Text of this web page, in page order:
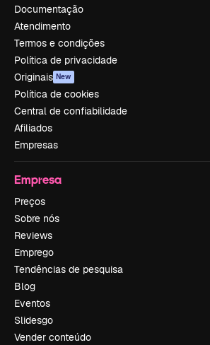
Documentação
Atendimento
Termos e condições
Política de privacidade
Originais New
Política de cookies
Central de confiabilidade
Afiliados
Empresas
Empresa
Preços
Sobre nós
Reviews
Emprego
Tendências de pesquisa
Blog
Eventos
Slidesgo
Vender conteúdo